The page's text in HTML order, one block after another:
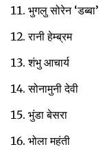
भुगलु सोरेन ‘डब्बा’
रानी हेम्ब्रम
शंभु आचार्य
सोनामुनी देवी
भुंडा बेसरा
भोला महंती